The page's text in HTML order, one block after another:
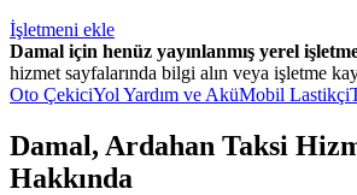
İşletmeni ekle
Damal için henüz yayınlanmış yerel
hizmet sayfalarında bilgi alın veya işletme
Oto ÇekiciYol Yardım ve AküMobil Lastikçi
Damal, Ardahan Taksi
Hakkında